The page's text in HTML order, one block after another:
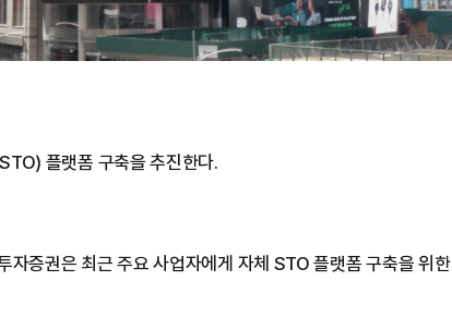
플랫폼 구축을 추진한다.
자증권은 최근 주요 사업자에게 자체 STO 플랫폼 구축을 위한